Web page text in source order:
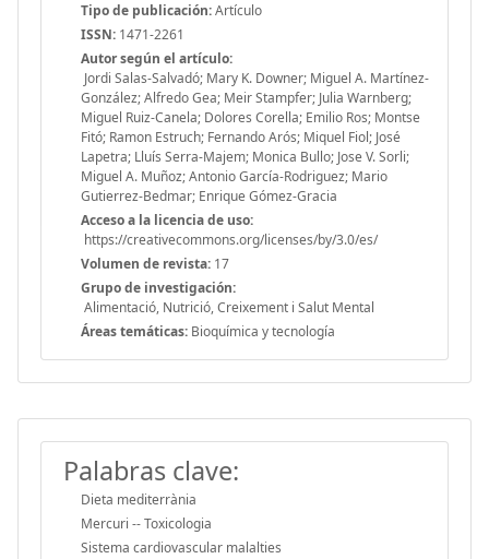
Tipo de publicación:Artículo
ISSN: 1471-2261
Autor según el artículo:
Jordi Salas-Salvadó; Mary K. Downer; Miguel A. Martínez-
González; Alfredo Gea; Meir Stampfer; Julia Warnberg;
Miguel Ruiz-Canela; Dolores Corella; Emilio Ros; Montse
Fitó; Ramon Estruch; Fernando Arós; Miquel Fiol; José
Lapetra; Lluís Serra-Majem; Monica Bullo; Jose V. Sorli;
Miguel A. Muñoz; Antonio García-Rodriguez; Mario
Gutierrez-Bedmar; Enrique Gómez-Gracia
Acceso a la licencia de uso:
https://creativecommons.org/licenses/by/3.0/es/
Volumen de revista: 17
Grupo de investigación:
Alimentació, Nutrició, Creixement i Salut Mental
Áreas temáticas: Bioquímica y tecnología
Palabras clave:
Dieta mediterrània
Mercuri -- Toxicologia
Sistema cardiovascular malalties